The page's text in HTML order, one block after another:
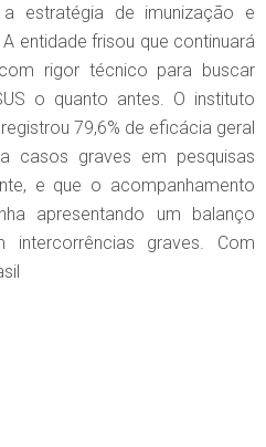
estratégia de imunização e
entidade frisou que continuará
rigor técnico para buscar
o quanto antes. O instituto
79,6% de eficácia geral
casos graves em pesquisas
e que o acompanhamento
apresentando um balanço
graves. Com